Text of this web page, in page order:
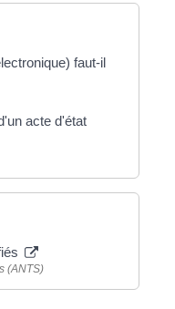
faut-il
acte d'état
(ANTS)